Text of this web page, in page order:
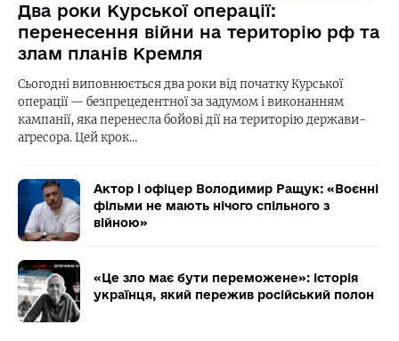
Два роки Курської операції:
перенесення війни на територію рф та
злам планів Кремля
Сьогодні виповнюється два роки від початку Курської
операції — безпрецедентної за задумом і виконанням
кампанії, яка перенесла бойові дії на територію держави-
агресора. Цей крок…
Актор і офіцер Володимир Ращук: «Воєнні
фільми не мають нічого спільного з
війною»
«Це зло має бути переможене»: історія
українця, який пережив російський полон